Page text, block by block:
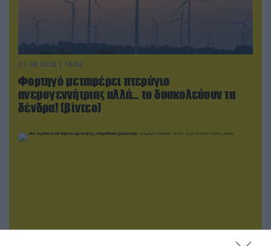
07.08.2026 | 16:02
Φορτηγό μεταφέρει πτερύγιο
ανεμογεννήτριας αλλά… το δυσκολεύουν τα
δένδρα! (βίντεο)